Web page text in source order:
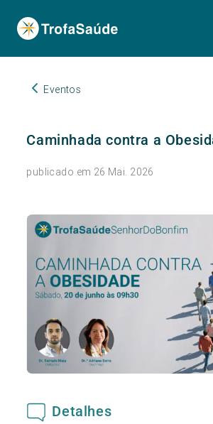
Eventos
Caminhada contra a
publicado em 26 Mai. 2026
Detalhes